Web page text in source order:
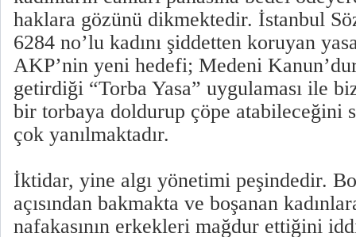
haklara gözünü dikmektedir. İstanbul
6284 no’lu kadını şiddetten koruyan
AKP’nin yeni hedefi; Medeni
getirdiği “Torba Yasa” uygulaması ile
bir torbaya doldurup çöpe atabileceğini
çok yanılmaktadır.
İktidar, yine algı yönetimi peşindedir.
açısından bakmakta ve boşanan
nafakasının erkekleri mağdur ettiğini